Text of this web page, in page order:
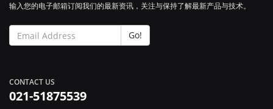
输入您的电子邮箱订阅我们的最新资讯，关注与保持了解最新产品与技术。
Go!
CONTACT US
021-51875539